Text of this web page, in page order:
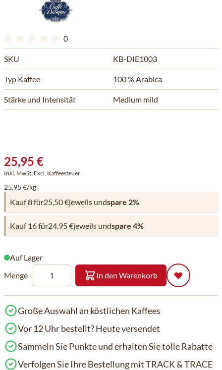
0
SKU KB-DIE1003
Typ Kaffee 100 % Arabica
Stärke und Intensität Medium mild
25,95 €
Inkl. MwSt, Excl. Kaffeesteuer
25,95 €/kg
Kauf 8 für25,50 €jeweils undspare 2%
Kauf 16 für24,95 €jeweils undspare 4%
Auf Lager
Menge
In den Warenkorb
Große Auswahl an köstlichen Kaffees
Vor 12 Uhr bestellt? Heute versendet
Sammeln Sie Punkte und erhalten Sie tolle Rabatte
Verfolgen Sie Ihre Bestellung mit TRACK & TRACE